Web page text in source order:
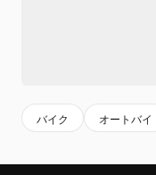
バイク オートバイ